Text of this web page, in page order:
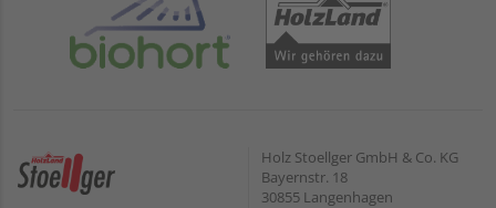
Holz Stoellger GmbH & Co. KG
Bayernstr. 18
30855 Langenhagen